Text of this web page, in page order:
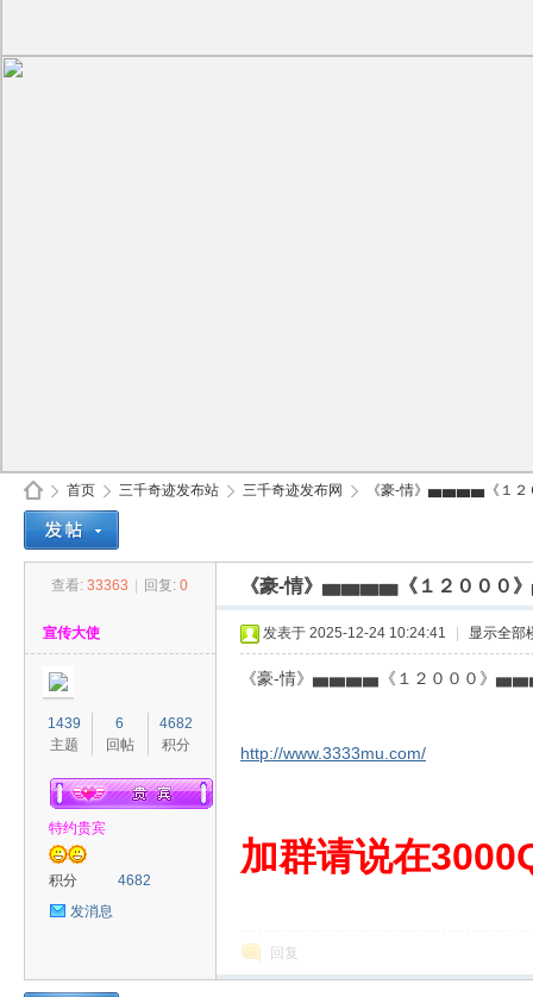
首页
›
三千奇迹发布站 三千奇迹发布网
›
《豪-情》▅▅▅▅《１
查看: 33363 回复: 0 《豪-情》▅▅▅▅《１２００
宣传大使
1439
主题
6
回帖
4682
积分
特约贵宾
积分
4682
发消息
发表于 2025-12-24 10:24:41 显示全部
《豪-情》▅▅▅▅《１２０００》
http://www.3333mu.com/
加群请说在
回复